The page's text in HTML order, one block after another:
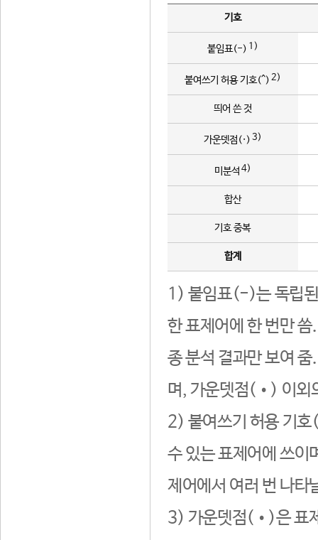
기호
붙임표(-) 1)
붙여쓰기 허용 기호(^) 2)
띄어 쓴 것
가운뎃점(·) 3)
미분석 4)
합산
기호 중복
합계
1) 붙임표(-)는 독립된
한 표제어에 한 번만
종 분석 결과만 보여
며, 가운뎃점(•) 이외
2) 붙여쓰기 허용 기호
수 있는 표제어에 쓰이
제어에서 여러 번 나타
3) 가운뎃점(•)은 표